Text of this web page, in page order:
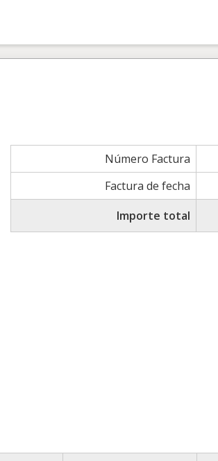
Número Factura
Factura de fecha
Importe total